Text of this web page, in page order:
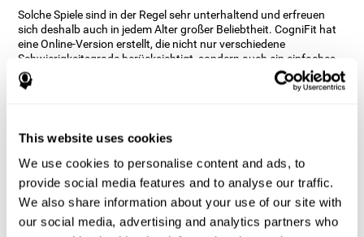
This website uses cookies
We use cookies to personalise content and ads, to
provide social media features and to analyse our traffic.
We also share information about your use of our site with
our social media, advertising and analytics partners who
Solche Spiele sind in der Regel sehr unterhaltend und erfreuen
sich deshalb auch in jedem Alter großer Beliebtheit. CogniFit hat
eine Online-Version erstellt, die nicht nur verschiedene
Schwierigkeitsgrade berücksichtigt, sondern auch ein einfaches
und leicht zu bedienendes Design aufweist.
Wie kann ich mit dem Gehirnspiel
verbessern?
Spiele wie "Digits" von CogniFit stimulieren ein spezifisches
neuronales Aktivierungsmuster. Das konsequente Wiederholen
und Trainieren dieses Musters kann dabei helfen, neue Synapsen
zu bilden, die neuronalen Schaltkreise zu reorganisieren und
geschwächte oder beschädigte kognitive Funktionen